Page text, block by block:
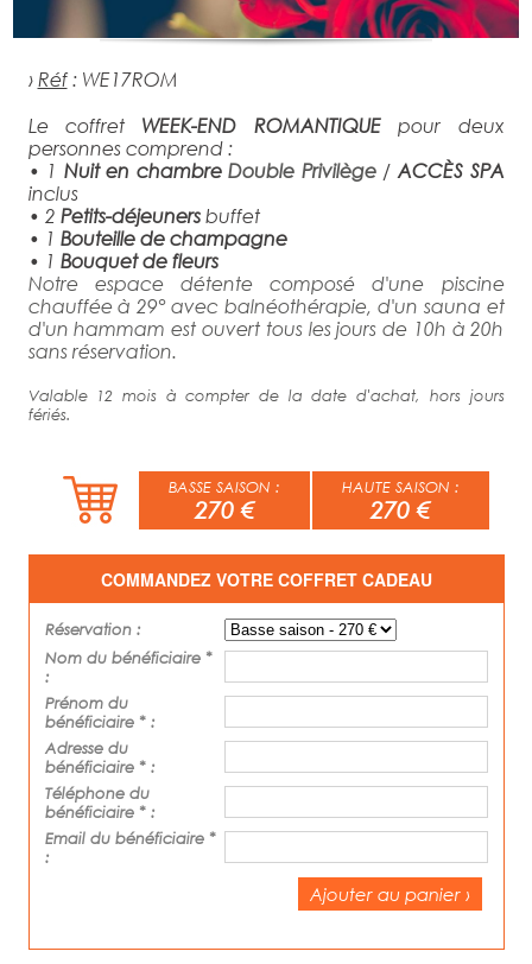
› Réf: WE17ROM
Le coffret WEEK-END ROMANTIQUEpour deux
personnes comprend :
• 1 Nuit en chambreDouble Privilège/ ACCÈS SPA
inclus
• 2 Petits-déjeunersbuffet
• 1 Bouteille de champagne
• 1 Bouquet de fleurs
Notre espace détente composé d'une piscine
chauffée à 29° avec balnéothérapie, d'un sauna et
d'un hammam est ouvert tous les jours de 10h à 20h
sans réservation.
Valable 12 mois à compter de la date d'achat, hors jours
fériés.
BASSE SAISON :
270 €
HAUTE SAISON :
270 €
COMMANDEZ VOTRE COFFRET CADEAU
Réservation :
Nom du bénéficiaire *
:
Prénom du
bénéficiaire * :
Adresse du
bénéficiaire * :
Téléphone du
bénéficiaire * :
Email du bénéficiaire *
:
Ajouter au panier ›